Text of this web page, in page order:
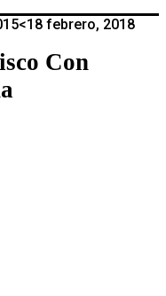
<18 febrero, 2018
Con